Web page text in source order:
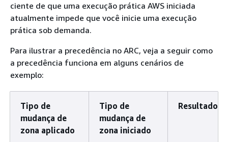
ciente de que uma execução prática AWS iniciada
atualmente impede que você inicie uma execução
prática sob demanda.
Para ilustrar a precedência no ARC, veja a seguir como
a precedência funciona em alguns cenários de
exemplo:
Tipo de
mudança de
zona aplicado
Tipo de
mudança de
zona iniciado
Resultado